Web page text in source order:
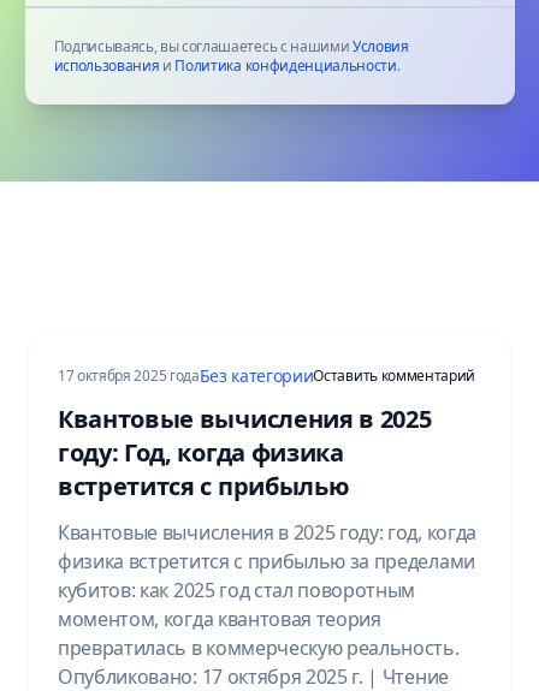
Подписываясь, вы соглашаетесь с нашимиУсловия
использования и Политика конфиденциальности.
17 октября 2025 годаБез категорииОставить комментарий
Квантовые вычисления в 2025
году: Год, когда физика
встретится с прибылью
Квантовые вычисления в 2025 году: год, когда
физика встретится с прибылью за пределами
кубитов: как 2025 год стал поворотным
моментом, когда квантовая теория
превратилась в коммерческую реальность.
Опубликовано: 17 октября 2025 г. | Чтение